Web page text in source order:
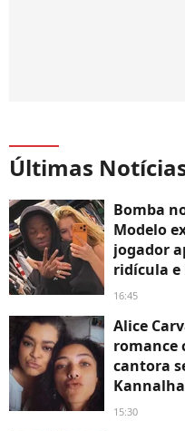
Últimas
Bomba
Modelo
jogador
ridícula e
16:45
Alice
romance
cantora
15:30